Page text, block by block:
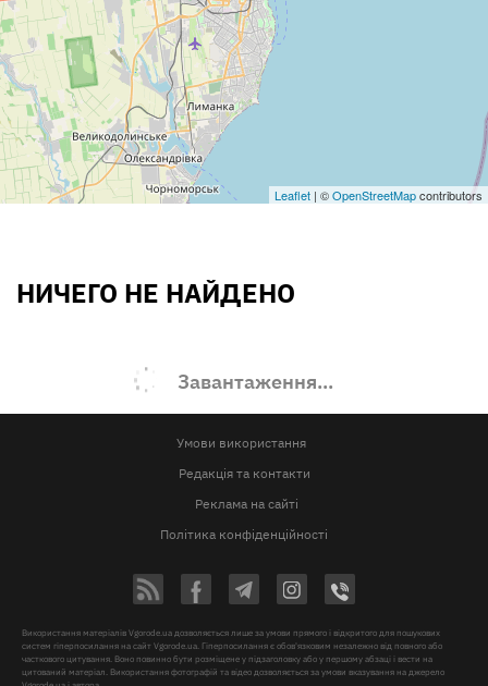
Leaflet | ©OpenStreetMapcontributors
НИЧЕГО НЕ НАЙДЕНО
Завантаження...
Умови використання
Редакція та контакти
Реклама на сайті
Політика конфіденційності
Використання матеріалів Vgorode.ua дозволяється лише за умови прямого і відкритого для пошукових
систем гіперпосилання на сайт Vgorode.ua. Гіперпосилання є обов'язковим незалежно від повного або
часткового цитування. Воно повинно бути розміщене у підзаголовку або у першому абзаці і вести на
цитований матеріал. Використання фотографій та відео дозволяється за умови вказування на джерело